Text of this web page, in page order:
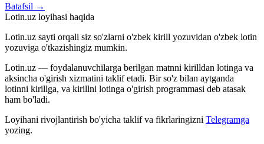
Batafsil →
Lotin.uz loyihasi haqida
Lotin.uz sayti orqali siz so'zlarni o'zbek kirill yozuvidan o'zbek lotin
yozuviga o'tkazishingiz mumkin.
Lotin.uz — foydalanuvchilarga berilgan matnni kirilldan lotinga va
aksincha o'girish xizmatini taklif etadi. Bir so'z bilan aytganda
lotinni kirillga, va kirillni lotinga o'girish programmasi deb atasak
ham bo'ladi.
Loyihani rivojlantirish bo'yicha taklif va fikrlaringizni Telegramga
yozing.